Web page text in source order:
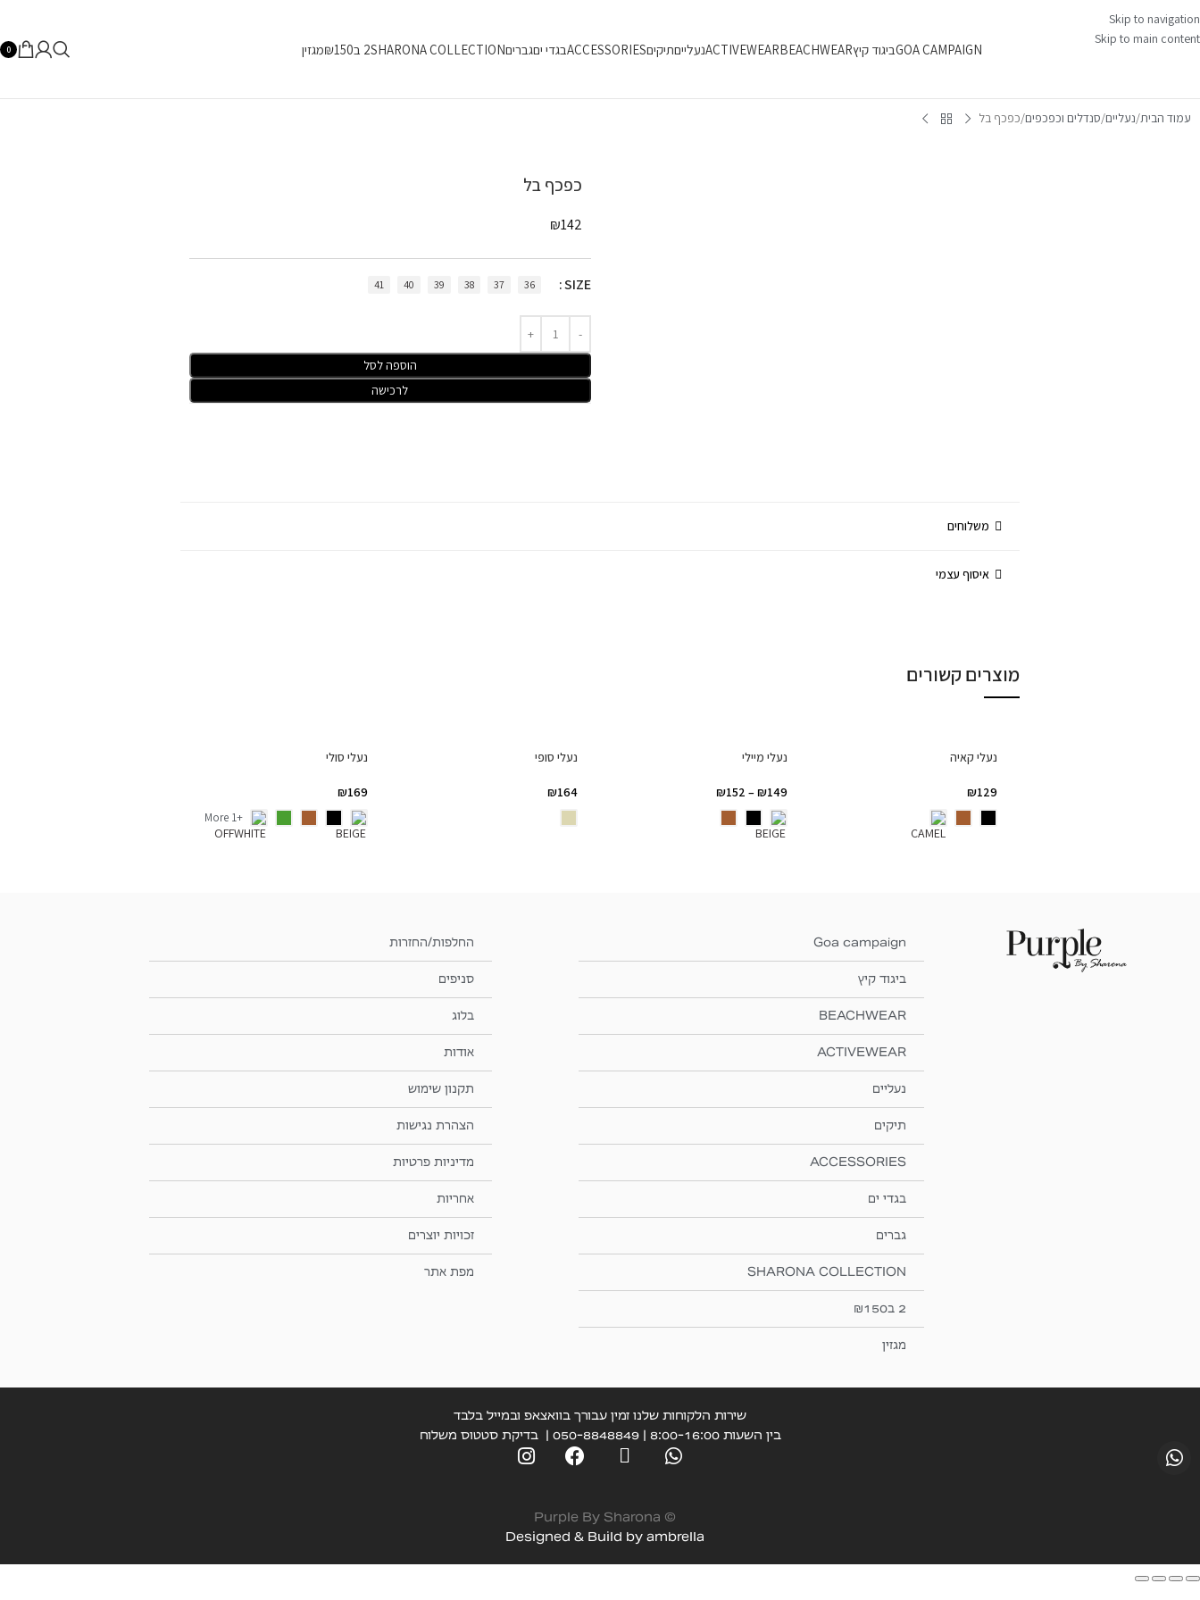
Skip to navigation
Skip to main content
GOA CAMPAIGNביגוד קיץBEACHWEAR
ACTIVEWEARנעלייםתיקיםACCESSORIESבגדי יםגבריםSHARONA COLLECTION2 ב₪150 מגזין 0
עמוד הבית נעליים סנדלים וכפכפים כפכף בל
כפכף בל
₪142
SIZE
36
37
38
39
40
41
הוספה לסל
לרכישה
משלוחים
איסוף עצמי
מוצרים קשורים
נעלי קאיה
₪129
נעלי מיילי
₪149
–
₪152
נעלי סופי
₪164
נעלי סולי
₪169
+1 More
Goa campaign
ביגוד קיץ
BEACHWEAR
ACTIVEWEAR
נעליים
תיקים
ACCESSORIES
בגדי ים
גברים
SHARONA COLLECTION
2 ב₪150
מגזין
החלפות/החזרות
סניפים
בלוג
אודות
תקנון שימוש
הצהרת נגישות
מדיניות פרטיות
אחריות
זכויות יוצרים
מפת אתר
שירות הלקוחות שלנו זמין עבורך בוואצאפ ובמייל בלבד
בין השעות 8:00-16:00 | 050-8848849 |
בדיקת סטטוס משלוח
© Purple By Sharona
Designed & Build by ambrella